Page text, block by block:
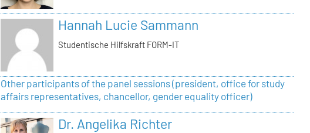
Hannah Lucie Sammann
Studentische Hilfskraft FORM-IT
Other participants of the panel sessions (president, office for study
affairs representatives, chancellor, gender equality officer)
Dr. Angelika Richter